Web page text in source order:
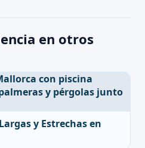
en otros
y Estrechas en